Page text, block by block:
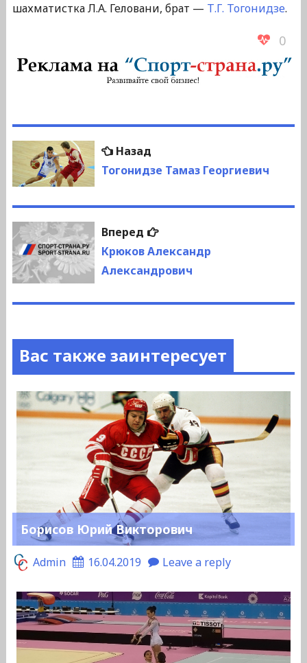
шахматистка Л.А. Геловани, брат — Т.Г. Тогонидзе.
0
Навигация
по
записям
НазадПредыдущая
запись:
Тогонидзе Тамаз Георгиевич
Вперед
Следующая
запись:
Крюков Александр
Александрович
Вас также заинтересует
Борисов Юрий Викторович
Admin 16.04.2019 Leave a reply